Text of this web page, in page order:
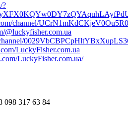
?
channel/
@luckyfisher.com.ua
LuckyFisher.com.ua
LuckyFisher.com.ua/
098 317 63 84